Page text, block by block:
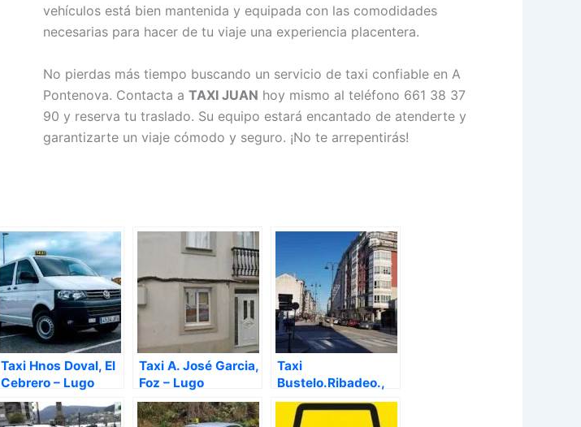
vehículos está bien mantenida y equipada con las comodidades
necesarias para hacer de tu viaje una experiencia placentera.
No pierdas más tiempo buscando un servicio de taxi confiable en A
Pontenova. Contacta a TAXI JUAN hoy mismo al teléfono 661 38 37
90 y reserva tu traslado. Su equipo estará encantado de atenderte y
garantizarte un viaje cómodo y seguro. ¡No te arrepentirás!
Taxi Hnos Doval, El
Cebrero – Lugo
Taxi A. José Garcia,
Foz – Lugo
Taxi
Bustelo.Ribadeo.,
Ribadeo – Lugo